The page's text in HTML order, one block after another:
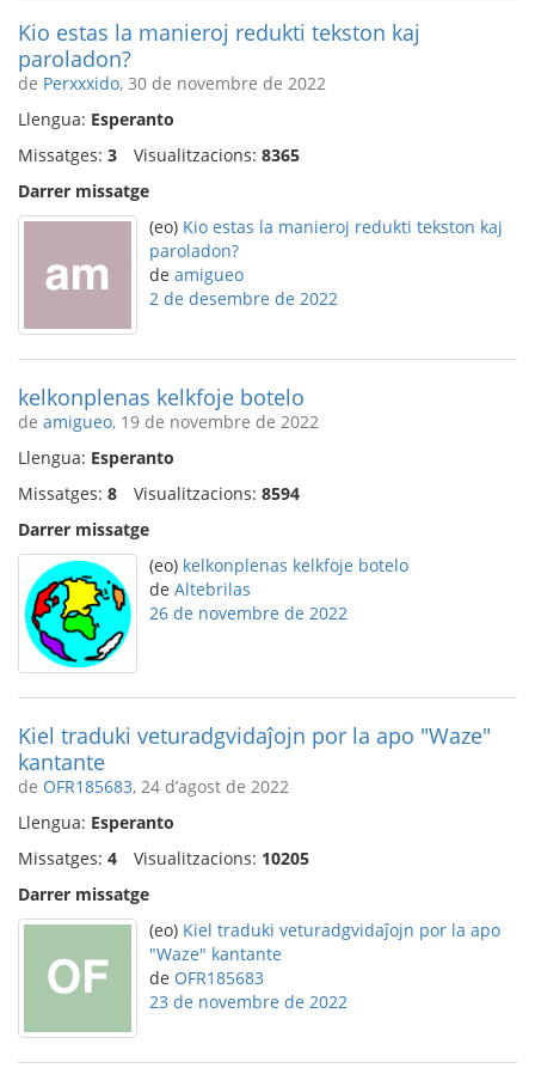
Kio estas la manieroj redukti tekston kaj
paroladon?
de Perxxxido, 30 de novembre de 2022
Llengua: Esperanto
Missatges: 3 Visualitzacions: 8365
Darrer missatge
(eo) Kio estas la manieroj redukti tekston kaj
paroladon?
de amigueo
2 de desembre de 2022
kelkonplenas kelkfoje botelo
de amigueo, 19 de novembre de 2022
Llengua: Esperanto
Missatges: 8 Visualitzacions: 8594
Darrer missatge
(eo) kelkonplenas kelkfoje botelo
de Altebrilas
26 de novembre de 2022
Kiel traduki veturadgvidaĵojn por la apo "Waze"
kantante
de OFR185683, 24 d’agost de 2022
Llengua: Esperanto
Missatges: 4 Visualitzacions: 10205
Darrer missatge
(eo) Kiel traduki veturadgvidaĵojn por la apo
"Waze" kantante
de OFR185683
23 de novembre de 2022